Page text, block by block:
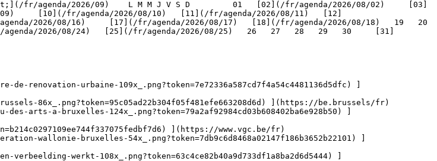
[10](/fr/agenda/2026/08/10)   [11](/fr/agenda/2026/08/11)   [12]
2026/08/16)     [17](/fr/agenda/2026/08/17)   [18](/fr/agenda/2026/08/18)   19   20
2026/08/24)   [25](/fr/agenda/2026/08/25)   26   27   28   29   30     [31]
urbaine-109x_.png?token=7e72336a587cd7f4a54c4481136d5dfc) ]
86x_.png?token=95c05ad22b304f05f481efe663208d6d) ](https://be.brussels/fr)
a-bruxelles-124x_.png?token=79a2af92984cd03b608402ba6e928b50) ]
](https://www.vgc.be/fr)
bruxelles-54x_.png?token=7db9c6d8468a02147f186b3652b22101) ]
werkt-108x_.png?token=63c4ce82b40a9d733df1a8ba2d6d5444) ]